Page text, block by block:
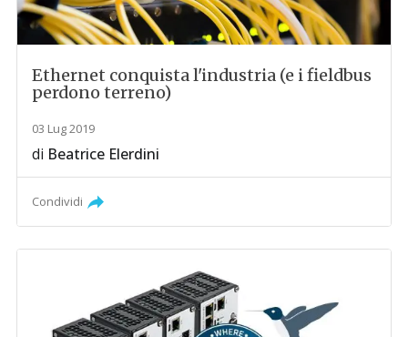
Ethernet conquista l'industria (e i fieldbus
perdono terreno)
03 Lug 2019
di Beatrice Elerdini
Condividi